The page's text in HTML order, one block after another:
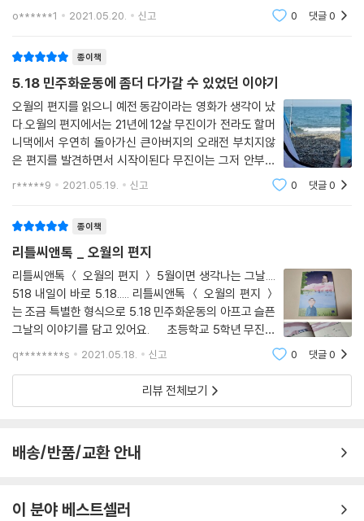
에는 유익하고, 몰입이 되는 잘 만든 동화들이 나와줘서 감사하다. 이번에
o******1 2021.05.20. 신고 0 댓글0
종이책
5.18 민주화운동에 좀더 다가갈 수 있었던 이야기
오월의 편지를 읽으니 예전 동감이라는 영화가 생각이 났
다.오월의 편지에서는 21년에 12살 무진이가 전라도 할머
니댁에서 우연히 돌아가신 큰아버지의 오래전 부치지않
은 편지를 발견하면서 시작이된다 무진이는 그저 안부를
묻는 편지가 아니라는 생각에호기심을 갖고 편지를 쓰게
r*****9 2021.05.19. 신고 0 댓글0
종이책
리틀씨앤톡 _ 오월의 편지
리틀씨앤톡 ＜ 오월의 편지 ＞ 5월이면 생각나는 그날....
518 내일이 바로 5.18..... 리틀씨앤톡 ＜ 오월의 편지 ＞
는 조금 특별한 형식으로 5.18 민주화운동의 아프고 슬픈
그날의 이야기를 담고 있어요. 초등학교 5학년 무진이
는 할머니 댁에 갔다가 창고 방 안에서 우연히 오래전에
큰아빠가 부치지 못한 편지 한통을 발견하게 된답니다. 보
q********s 2021.05.18. 신고 0 댓글0
리뷰 전체보기
배송/반품/교환 안내
이 분야 베스트셀러